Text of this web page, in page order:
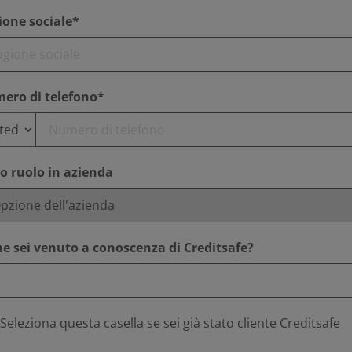
sociale*
di telefono*
ruolo in azienda
sei venuto a conoscenza di Creditsafe?
Seleziona questa casella se sei già stato cliente Creditsafe